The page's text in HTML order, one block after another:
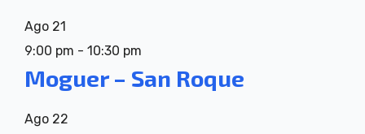
Ago 21
9:00 pm - 10:30 pm
Moguer – San Roque
Ago 22